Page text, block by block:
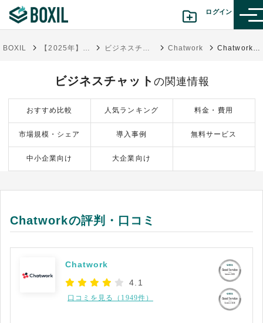
ログイン
診断から探す(β版)
記事から探す
BOXILの使い方ガイド
BOXIL 【2025年】ビジネスチャット比較11選！おすすめツール・選び方 ビジネスチャット Chatwork Chatworkの評判・口コミ
ビジネスチャット の関連情報
おすすめ比較 人気ランキング 料金・費用
市場規模・シェア 導入事例 無料サービス
中小企業向け 大企業向け
Chatworkの評判・口コミ
Chatwork
4.1
口コミを見る（1949件）